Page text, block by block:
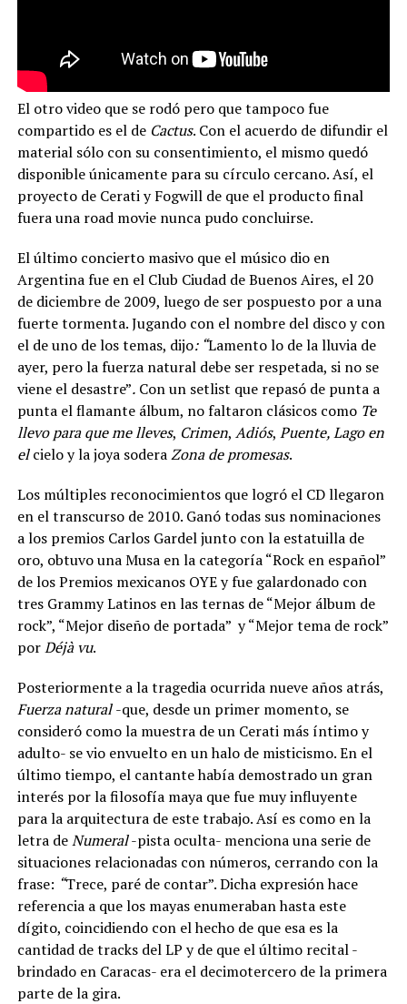
El otro video que se rodó pero que tampoco fue
compartido es el de Cactus. Con el acuerdo de difundir el
material sólo con su consentimiento, el mismo quedó
disponible únicamente para su círculo cercano. Así, el
proyecto de Cerati y Fogwill de que el producto final
fuera una road movie nunca pudo concluirse.
El último concierto masivo que el músico dio en
Argentina fue en el Club Ciudad de Buenos Aires, el 20
de diciembre de 2009, luego de ser pospuesto por a una
fuerte tormenta. Jugando con el nombre del disco y con
el de uno de los temas, dijo: “Lamento lo de la lluvia de
ayer, pero la fuerza natural debe ser respetada, si no se
viene el desastre”.Con un setlist que repasó de punta a
punta el flamante álbum, no faltaron clásicos como Te
llevo para que me lleves, Crimen, Adiós, Puente, Lago en
elcielo y la joya soderaZona de promesas.
Los múltiples reconocimientos que logró el CD llegaron
en el transcurso de 2010. Ganó todas sus nominaciones
a los premios Carlos Gardel junto con la estatuilla de
oro, obtuvo una Musa en la categoría “Rock en español”
de los Premios mexicanos OYE y fue galardonado con
tres Grammy Latinos en las ternas de “Mejor álbum de
rock”, “Mejor diseño de portada” y “Mejor tema de rock”
porDéjà vu.
Posteriormente a la tragedia ocurrida nueve años atrás,
Fuerza natural-que, desde un primer momento, se
consideró como la muestra de un Cerati más íntimo y
adulto- se vio envuelto en un halo de misticismo. En el
último tiempo, el cantante había demostrado un gran
interés por la filosofía maya que fue muy influyente
para la arquitectura de este trabajo. Así es como en la
letra deNumeral-pista oculta- menciona una serie de
situaciones relacionadas con números, cerrando con la
frase: “Trece, paré de contar”. Dicha expresión hace
referencia a que los mayas enumeraban hasta este
dígito, coincidiendo con el hecho de que esa es la
cantidad de tracks del LP y de que el último recital -
brindado en Caracas- era el decimotercero de la primera
parte de la gira.